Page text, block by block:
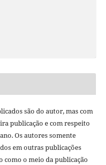
são do autor, mas com
publicação e com respeito
Os autores somente
em outras publicações
o meio da publicação